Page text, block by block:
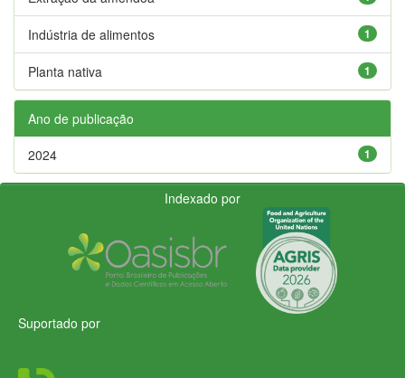
1
Indústria de alimentos
1
Planta nativa
Ano de publicação
1
2024
Indexado por
Suportado por